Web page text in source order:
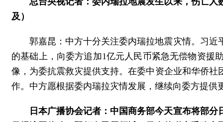
及）
郭嘉昆：中方十分关注委内瑞拉地震灾情。习
的基础上，向委方追加1亿元人民币紧急无偿物资援
像，为委抗震救灾提供支持。在委中资企业和华侨
作。中方愿根据委内瑞拉灾情发展，继续向委方提供
日本广播协会记者：中国商务部今天宣布将部